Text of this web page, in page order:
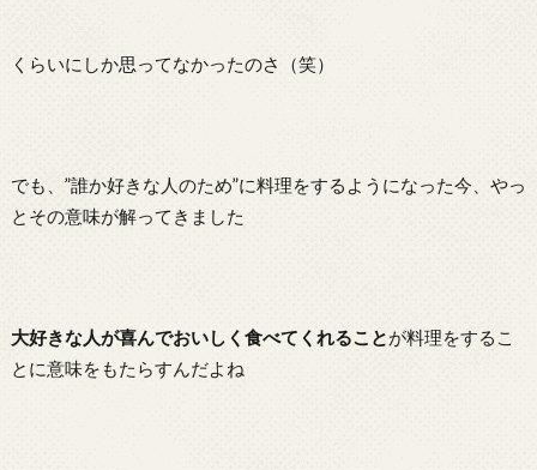
くらいにしか思ってなかったのさ（笑）
でも、”誰か好きな人のため”に料理をするようになった今、やっ
とその意味が解ってきました
大好きな人が喜んでおいしく食べてくれることが料理をするこ
とに意味をもたらすんだよね